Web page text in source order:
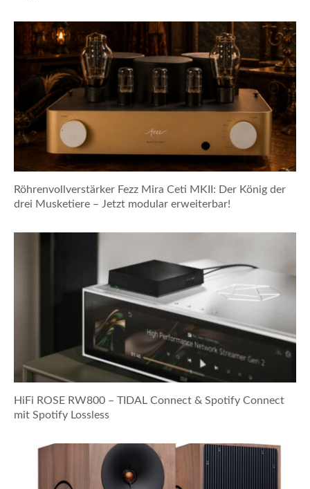
Röhrenvollverstärker Fezz Mira Ceti MKII: Der König der
drei Musketiere – Jetzt modular erweiterbar!
HiFi ROSE RW800 – TIDAL Connect & Spotify Connect
mit Spotify Lossless